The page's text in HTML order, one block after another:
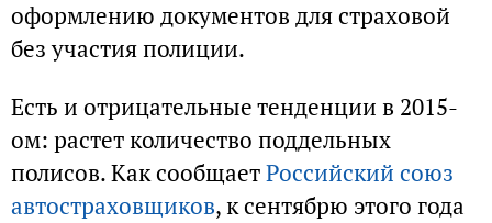
оформлению документов для страховой
без участия полиции.
Есть и отрицательные тенденции в 2015-
ом: растет количество поддельных
полисов. Как сообщаетРоссийский союз
автостраховщиков, к сентябрю этого года